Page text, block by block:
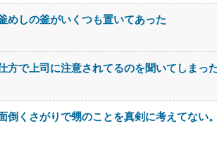
めしの釜がいくつも置いてあった
方で上司に注意されてるのを聞いてしまっ
倒くさがりで甥のことを真剣に考えてな